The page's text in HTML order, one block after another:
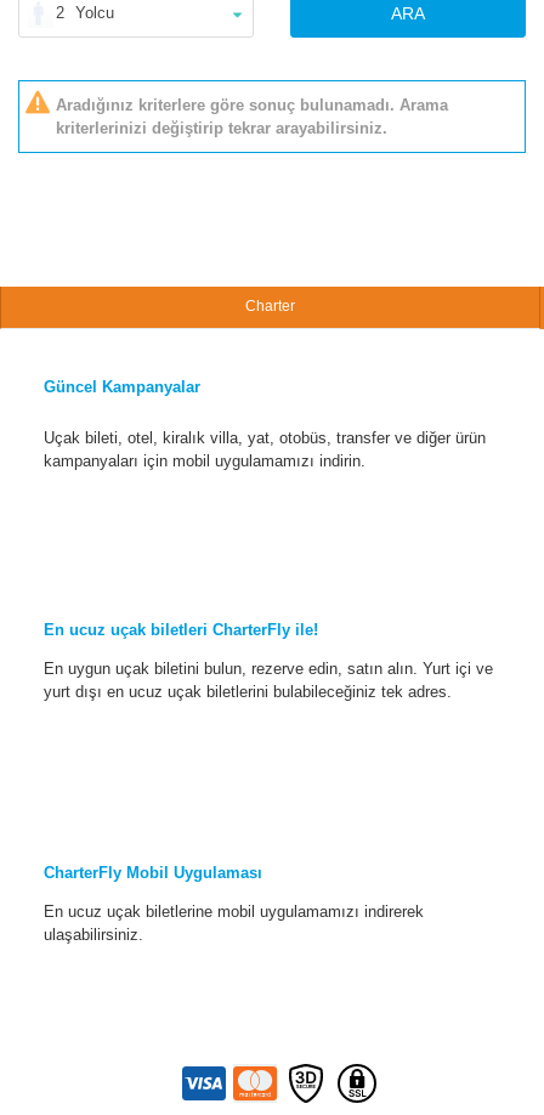
2 Yolcu ARA
Aradığınız kriterlere göre sonuç bulunamadı. Arama
kriterlerinizi değiştirip tekrar arayabilirsiniz.
Charter
Güncel Kampanyalar
Uçak bileti, otel, kiralık villa, yat, otobüs, transfer ve diğer ürün
kampanyaları için mobil uygulamamızı indirin.
En ucuz uçak biletleri CharterFly ile!
En uygun uçak biletini bulun, rezerve edin, satın alın. Yurt içi ve
yurt dışı en ucuz uçak biletlerini bulabileceğiniz tek adres.
CharterFly Mobil Uygulaması
En ucuz uçak biletlerine mobil uygulamamızı indirerek
ulaşabilirsiniz.